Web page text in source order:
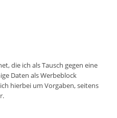
die ich als Tausch gegen eine
Daten als Werbeblock
hierbei um Vorgaben, seitens